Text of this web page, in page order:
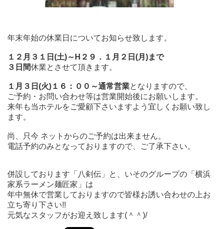
年末年始の休業日についてお知らせ致します。
１２月３１日(土)～H２９．１月２日(月)まで
３日間休業とさせて頂きます。
１月３日(火)１６：００～通常営業となりますので、
ご予約・お問い合わせ等は営業開始後にお願いします。
来年も当ホテルをご愛顧下さいますよう宜しくお願い致し
ます。
尚、只今 ネットからのご予約は出来ません。
電話予約のみとなっておりますので、ご了承下さい。
併設しております「八剣伝」と、いそのグループの「横浜
家系ラーメン麺匠家」は
年中無休で営業しておりますので皆様お誘い合わせの上お
立ち寄り下さい!!
元気なスタッフがお迎え致します(＾＾)/